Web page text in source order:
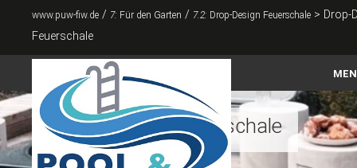
www.puw-fiw.de / 7: Für den Garten / 7.2: Drop-Design Feuerschale > Drop-
Feuerschale
Home
Pools
Drop-Design Feuerschale